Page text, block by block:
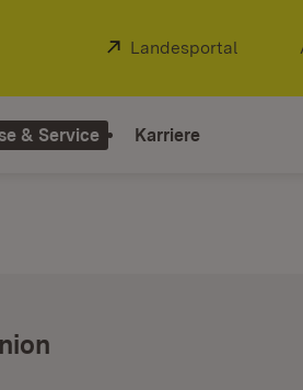
Extern:
Landesportal
& Service Karriere